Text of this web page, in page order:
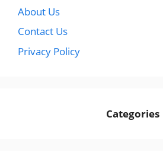
About Us
Contact Us
Privacy Policy
Categories